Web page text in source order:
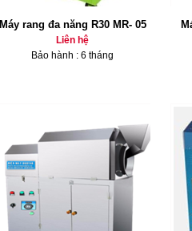
Máy rang đa năng R30 MR- 05
Liên hệ
Bảo hành : 6 tháng